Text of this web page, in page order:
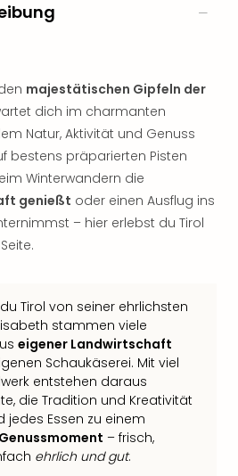
majestätischen Gipfeln der
dich im charmanten
Natur, Aktivität und Genuss
bestens präparierten Pisten
Winterwandern die
genießt oder einen Ausflug ins
– hier erlebst du Tirol
Tirol von seiner ehrlichsten
stammen viele
eigener Landwirtschaft
Schaukäserei. Mit viel
entstehen daraus
die Tradition und Kreativität
jedes Essen zu einem
– frisch,
ehrlich und gut.